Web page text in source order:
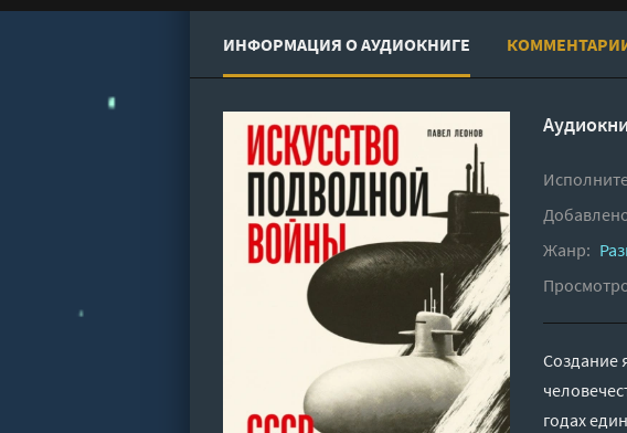
ИНФОРМАЦИЯ О АУДИОКНИГЕ
Жанр:
Создание
годах